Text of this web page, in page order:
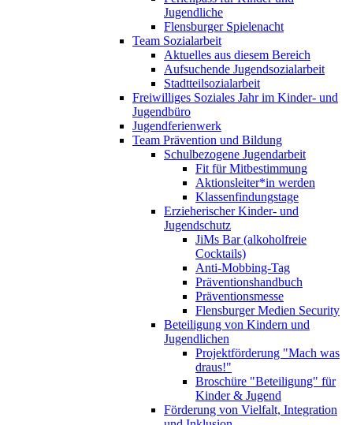
Jugendliche
Flensburger Spielenacht
Team Sozialarbeit
Aktuelles aus diesem Bereich
Aufsuchende Jugendsozialarbeit
Stadtteilsozialarbeit
Freiwilliges Soziales Jahr im Kinder- und
Jugendbüro
Jugendferienwerk
Team Prävention und Bildung
Schulbezogene Jugendarbeit
Fit für Mitbestimmung
Aktionsleiter*in werden
Klassenfindungstage
Erzieherischer Kinder- und
Jugendschutz
JiMs Bar (alkoholfreie
Cocktails)
Anti-Mobbing-Tag
Präventionshandbuch
Präventionsmesse
Flensburger Medien Security
Beteiligung von Kindern und
Jugendlichen
Projektförderung "Mach was
draus!"
Broschüre "Beteiligung" für
Kinder & Jugend
Förderung von Vielfalt, Integration